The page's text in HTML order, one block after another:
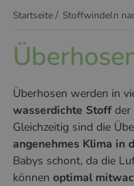
Startseite Stoffwindeln
Überhosen werden in
wasserdichte Stoffder
Gleichzeitig sind die
angenehmes Klima in
Babys schont, da die
können optimal